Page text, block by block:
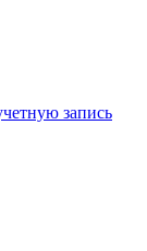
запись